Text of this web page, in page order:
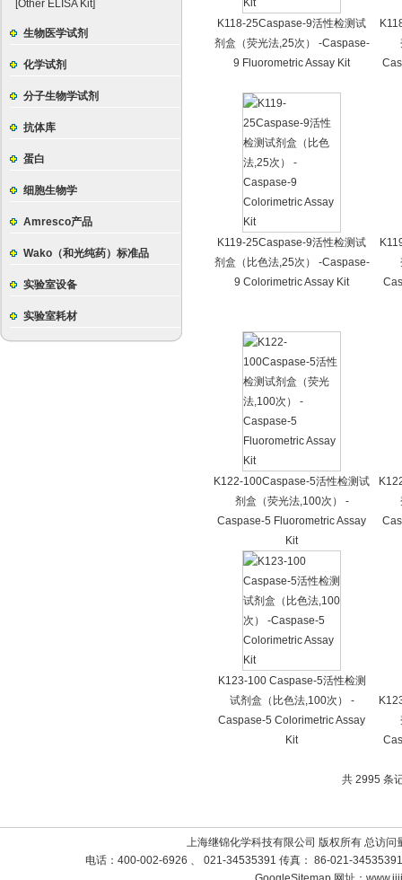
[Other ELISA Kit]
生物医学试剂
化学试剂
分子生物学试剂
抗体库
蛋白
细胞生物学
Amresco产品
Wako（和光纯药）标准品
实验室设备
实验室耗材
K118-25Caspase-9活性检测试
剂盒（荧光法,25次） -Caspase-
9 Fluorometric Assay Kit
K119-25Caspase-9活性检测试
剂盒（比色法,25次） -Caspase-
9 Colorimetric Assay Kit
K122-100Caspase-5活性检测试
剂盒（荧光法,100次） -
Caspase-5 Fluorometric Assay
Kit
K123-100 Caspase-5活性检测
试剂盒（比色法,100次） -
Caspase-5 Colorimetric Assay
Kit
共 2995 条
上海继锦化学科技有限公司 版权所有 总访问
电话：400-002-6926 、 021-34535391 传真： 86-021-